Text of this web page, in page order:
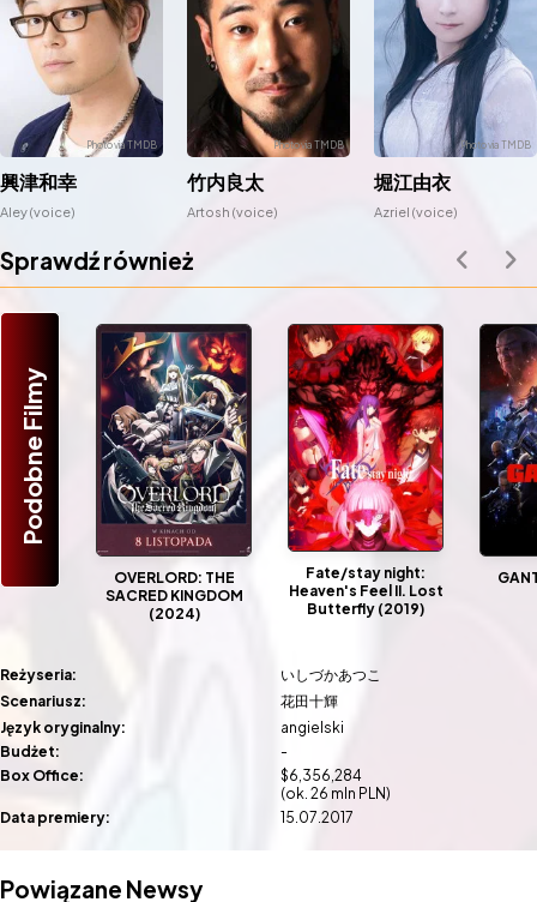
興津和幸
Aley (voice)
竹内良太
Artosh (voice)
堀江由衣
Azriel (voice)
Sprawdź również
Podobne Filmy
OVERLORD: THE
SACRED KINGDOM
(2024)
Fate/stay night:
Heaven's Feel II. Lost
Butterfly (2019)
Reżyseria:
いしづかあつこ
Scenariusz:
花田十輝
Język oryginalny:
angielski
Budżet:
-
Box Office:
$6,356,284
(ok. 26 mln PLN)
Data premiery:
15.07.2017
Powiązane Newsy